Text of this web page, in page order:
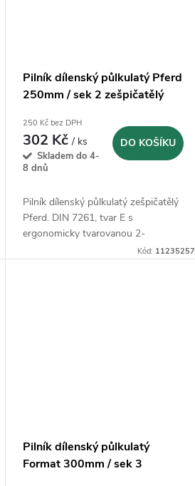
Pilník dílenský půlkulatý Pferd
250mm / sek 2 zešpičatělý
250 Kč bez DPH
302 Kč/ ks
Skladem do 4-
8 dnů
DO KOŠÍKU
Pilník dílenský půlkulatý zešpičatělý
Pferd. DIN 7261, tvar E s
ergonomicky tvarovanou 2-
složkovou plastovou rukojetí
Kód: 11235257
Pilník dílenský půlkulatý
Format 300mm / sek 3